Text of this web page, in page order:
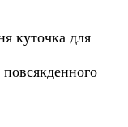
куточка для